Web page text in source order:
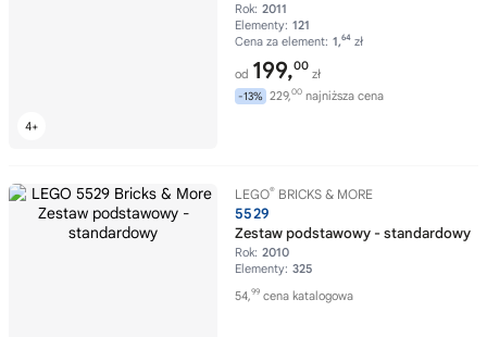
Rok: 2011
Elementy: 121
Cena za element: 1,64 zł
od 199,00
zł
-13% 229,00 najniższa cena
LEGO® BRICKS & MORE
5529
Zestaw podstawowy - standardowy
Rok: 2010
Elementy: 325
54,99 cena katalogowa